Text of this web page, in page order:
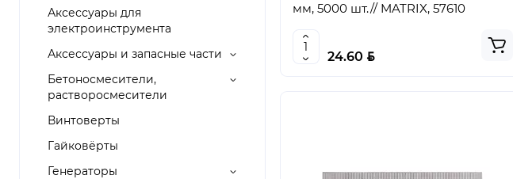
Аксессуары для
электроинструмента
Аксессуары и запасные части
Бетоносмесители,
растворосмесители
Винтоверты
Гайковёрты
Генераторы
мм, 5000 шт.// MATRIX, 57610
24.60 BYN